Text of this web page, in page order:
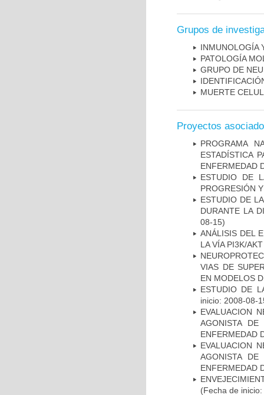
Grupos de
INMUNOLOGÍA
PATOLOGÍA
GRUPO DE
MUERTE
Proyectos
PROGRAMA
ESTADÍSTICA
ENFERMEDAD
ESTUDIO DE
PROGRESIÓN
ESTUDIO DE
DURANTE LA
08-15)
ANÁLISIS DEL
LA VÍA PI3K/
VIAS DE
EN MODELOS
ESTUDIO DE
inicio: 2008-08-
EVALUACION
AGONISTA
ENFERMEDAD
EVALUACION
AGONISTA
ENFERMEDAD
(Fecha de